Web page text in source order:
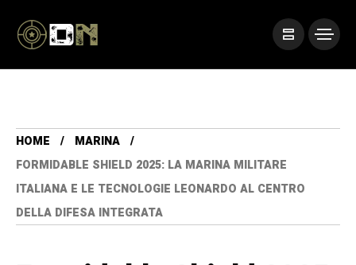
HOME
MARINA
FORMIDABLE SHIELD 2025: LA MARINA MILITARE
ITALIANA E LE TECNOLOGIE LEONARDO AL CENTRO
DELLA DIFESA INTEGRATA